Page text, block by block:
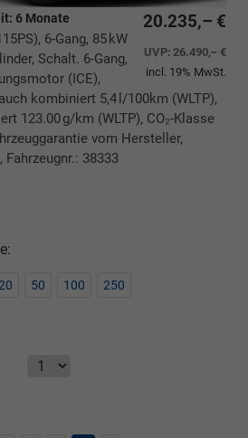
20.235,– €
UVP:26.490,– €
incl. 19% MwSt.
6 Monate
6-Gang, 85 kW
Schalt. 6-Gang,
(ICE),
kombiniert 5,4 l/100km (WLTP),
123.00 g/km (WLTP), CO₂-Klasse
vom Hersteller,
Fahrzeugnr.: 38333
drucken
50 100 250